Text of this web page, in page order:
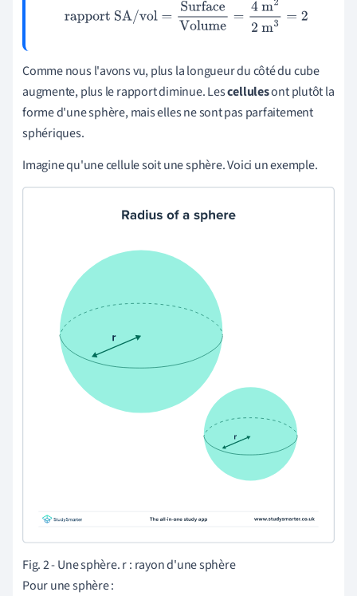
rapport SA/vol=SurfaceVolume 4 m22 m 2
Comme nous l'avons vu, plus la longueur du côté du cube
augmente, plus le rapport diminue. Lescellulesont plutôt la
forme d'une sphère, mais elles ne sont pas parfaitement
sphériques.
Imagine qu'une cellule soit une sphère. Voici un exemple.
Fig. 2 -Une sphère. r : rayon d'une sphère
Pour une sphère :